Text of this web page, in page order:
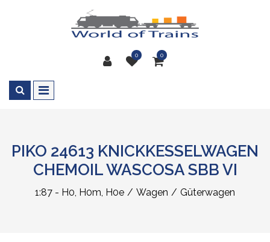
0 0
PIKO 24613 KNICKKESSELWAGEN
CHEMOIL WASCOSA SBB VI
1:87 - H0, H0m, H0e Wagen Güterwagen